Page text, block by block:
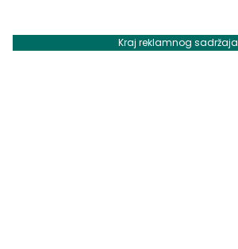
Kraj reklamnog sadržaja